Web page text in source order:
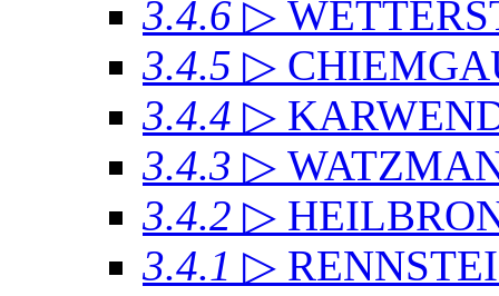
3.4.6 ▷
3.4.5 ▷
3.4.4 ▷
3.4.3 ▷
3.4.2 ▷
3.4.1 ▷